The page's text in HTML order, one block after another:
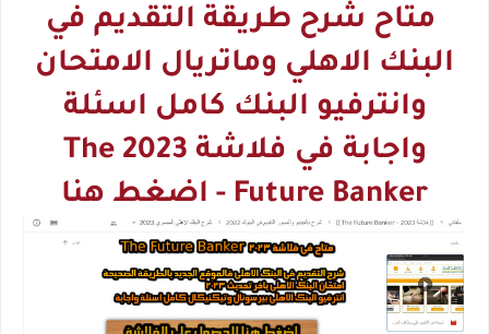
متاح شرح طريقة التقديم في
البنك الاهلي وماتريال الامتحان
وانترفيو البنك كامل اسئلة
واجابة في فلاشة 2023 The
Future Banker - اضغط هنا